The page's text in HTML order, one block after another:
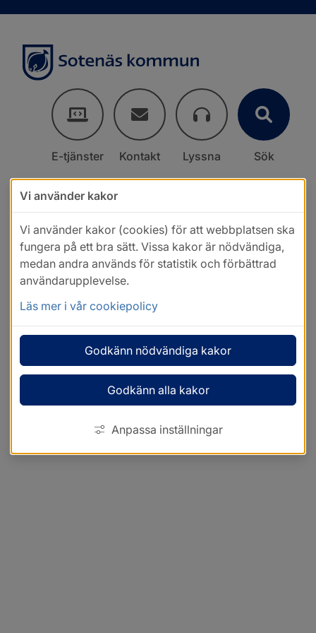
E-tjänster Kontakt Lyssna Sök
Vi använder kakor
Vi använder kakor (cookies) för att webbplatsen ska
fungera på ett bra sätt. Vissa kakor är nödvändiga,
medan andra används för statistik och förbättrad
användarupplevelse.
Läs mer i vår cookiepolicy
Godkänn nödvändiga kakor
Godkänn alla kakor
Anpassa inställningar